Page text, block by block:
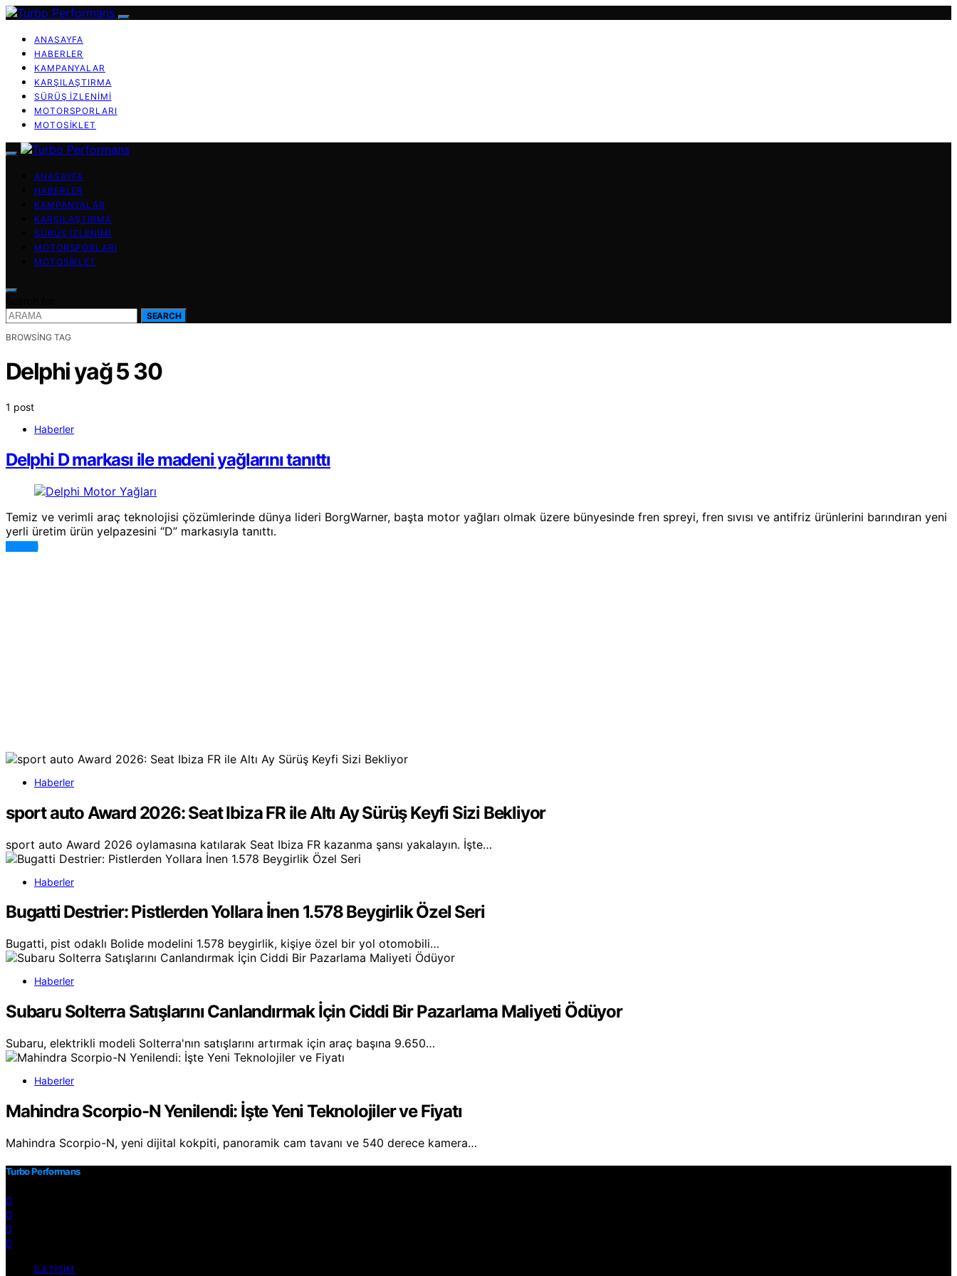
ANASAYFA
HABERLER
KAMPANYALAR
KARŞILAŞTIRMA
SÜRÜŞ İZLENIMI
MOTORSPORLARI
MOTOSIKLET
ANASAYFA
HABERLER
KAMPANYALAR
KARŞILAŞTIRMA
SÜRÜŞ İZLENIMI
MOTORSPORLARI
MOTOSIKLET
SEARCH
BROWSING TAG
Delphi yağ 5 30
1 post
Haberler
Delphi D markası ile madeni yağlarını tanıttı
Temiz ve verimli araç teknolojisi çözümlerinde dünya lideri BorgWarner, başta motor yağları olmak üzere bünyesinde fren spreyi, fren sıvısı ve antifriz ürünlerini barındıran yeni
yerli üretim ürün yelpazesini “D” markasıyla tanıttı.
DEVAMI
Haberler
sport auto Award 2026: Seat Ibiza FR ile Altı Ay Sürüş Keyfi Sizi Bekliyor
sport auto Award 2026 oylamasına katılarak Seat Ibiza FR kazanma şansı yakalayın. İşte…
Haberler
Bugatti Destrier: Pistlerden Yollara İnen 1.578 Beygirlik Özel Seri
Bugatti, pist odaklı Bolide modelini 1.578 beygirlik, kişiye özel bir yol otomobili…
Haberler
Subaru Solterra Satışlarını Canlandırmak İçin Ciddi Bir Pazarlama Maliyeti Ödüyor
Subaru, elektrikli modeli Solterra'nın satışlarını artırmak için araç başına 9.650…
Haberler
Mahindra Scorpio-N Yenilendi: İşte Yeni Teknolojiler ve Fiyatı
Mahindra Scorpio-N, yeni dijital kokpiti, panoramik cam tavanı ve 540 derece kamera…
Turbo Performans
0
0
0
0
İLETIŞIM